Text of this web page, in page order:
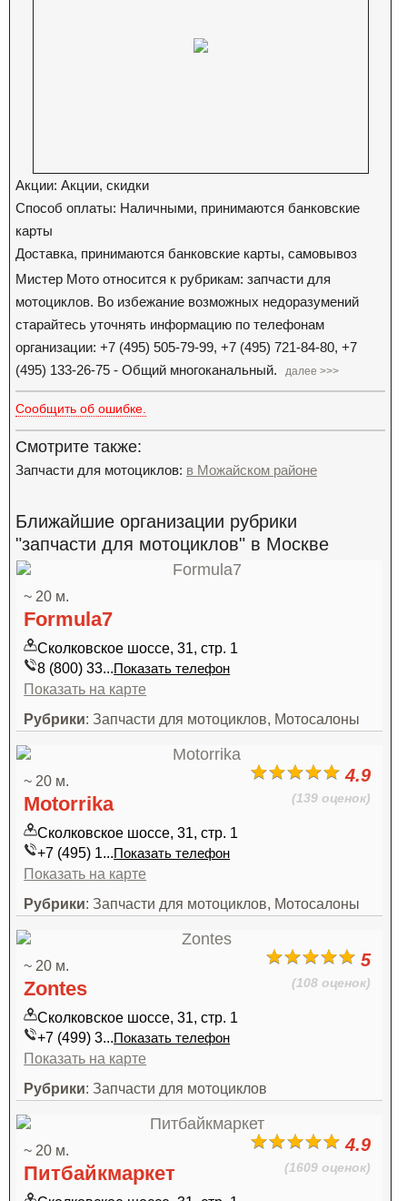
Акции: Акции, скидки
Способ оплаты: Наличными, принимаются банковские
карты
Доставка, принимаются банковские карты, самовывоз
Мистер Мото относится к рубрикам: запчасти для
мотоциклов. Во избежание возможных недоразумений
старайтесь уточнять информацию по телефонам
организации: +7 (495) 505-79-99, +7 (495) 721-84-80, +7
(495) 133-26-75 - Общий многоканальный.
далее >>>
Сообщить об ошибке.
Смотрите также:
Запчасти для мотоциклов: в Можайском районе
Ближайшие организации рубрики
"запчасти для мотоциклов" в Москве
~ 20 м.
Formula7
Сколковское шоссе, 31, стр. 1
8 (800) 33...Показать телефон
Показать на карте
Рубрики: Запчасти для мотоциклов, Мотосалоны
4.9
(139 оценок)
~ 20 м.
Motorrika
Сколковское шоссе, 31, стр. 1
+7 (495) 1...Показать телефон
Показать на карте
Рубрики: Запчасти для мотоциклов, Мотосалоны
5
(108 оценок)
~ 20 м.
Zontes
Сколковское шоссе, 31, стр. 1
+7 (499) 3...Показать телефон
Показать на карте
Рубрики: Запчасти для мотоциклов
4.9
(1609 оценок)
~ 20 м.
Питбайкмаркет